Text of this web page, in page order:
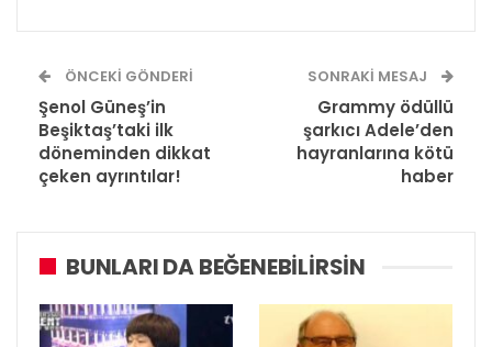
ÖNCEKI GÖNDERI
Şenol Güneş’in
Beşiktaş’taki ilk
döneminden dikkat
çeken ayrıntılar!
SONRAKI MESAJ
Grammy ödüllü
şarkıcı Adele’den
hayranlarına kötü
haber
BUNLARI DA BEĞENEBILIRSIN